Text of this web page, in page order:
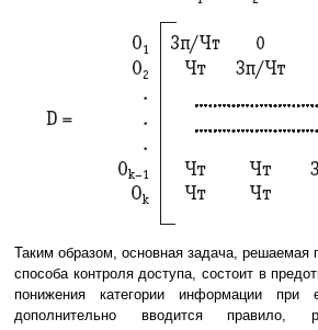
Таким образом, основная задача, решаемая
способа контроля доступа, состоит в
понижения категории информации при
дополнительно вводится правило,